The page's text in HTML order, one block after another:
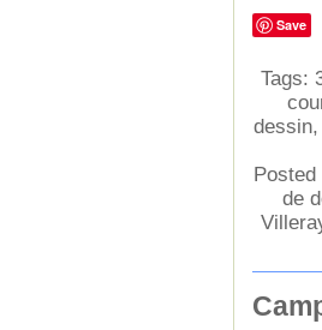
Save
Tags:
dessin,
Posted
de